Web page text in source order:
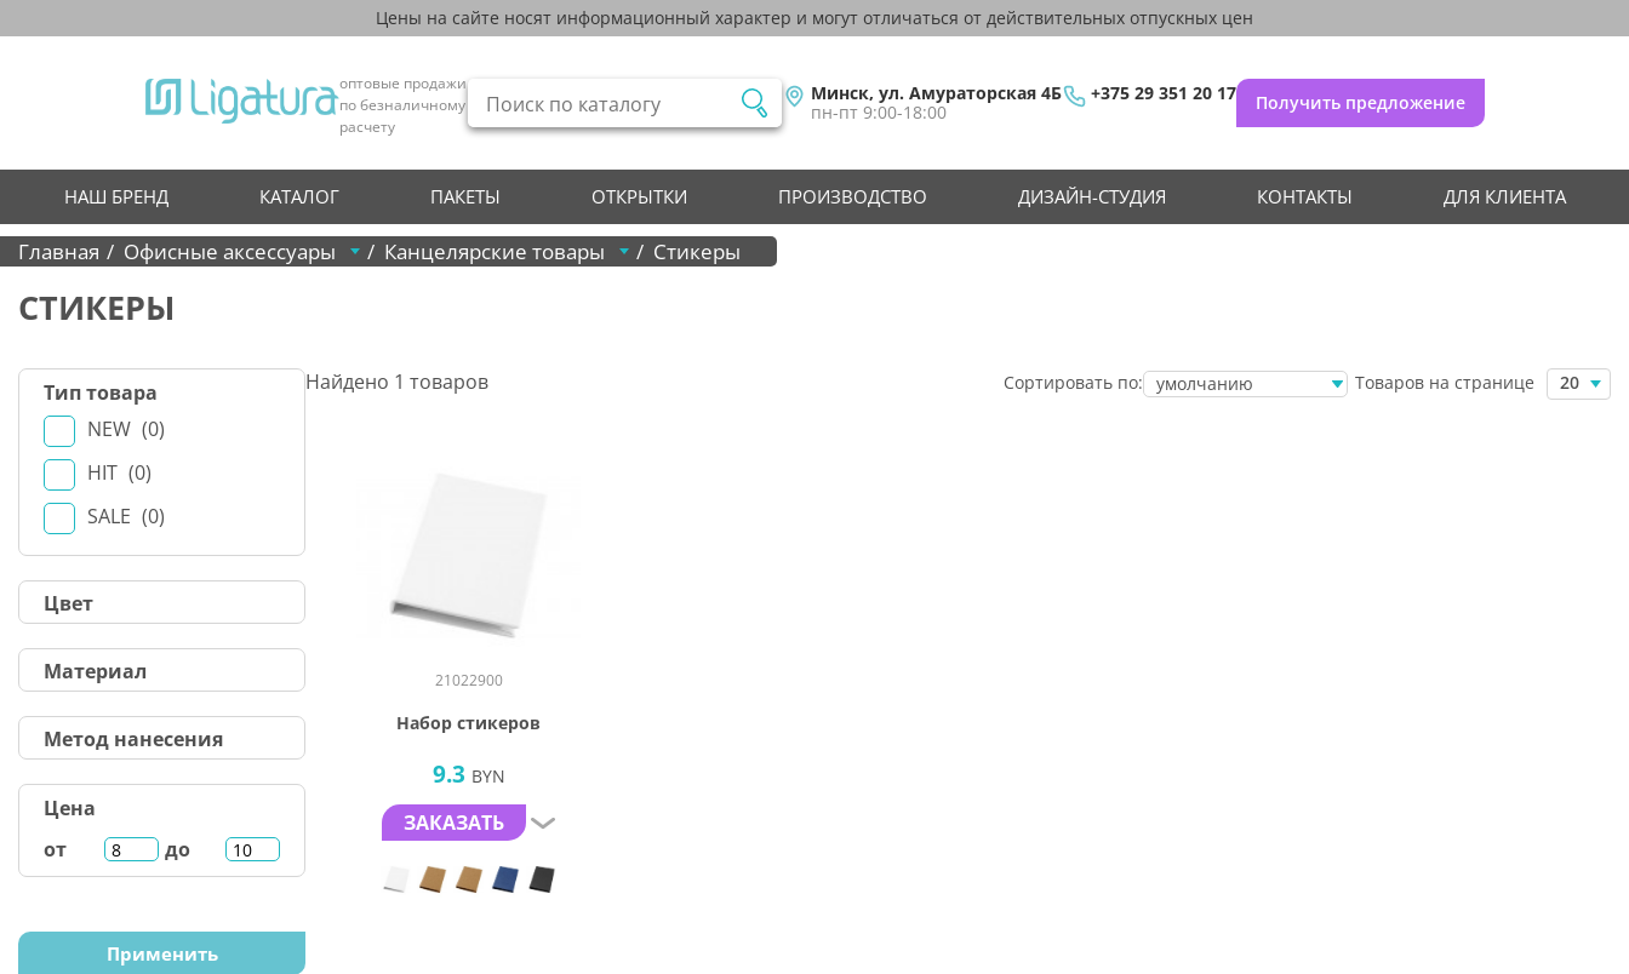
Цены на сайте носят информационный характер и могут отличаться от действительных отпускных цен
оптовые продажи
по безналичному
расчету
Минск, ул. Амураторская 4Б
пн-пт 9:00-18:00
+375 29 351 20 17 Получить предложение
НАШ БРЕНД КАТАЛОГ ПАКЕТЫ ОТКРЫТКИ ПРОИЗВОДСТВО ДИЗАЙН-СТУДИЯ КОНТАКТЫ ДЛЯ КЛИЕНТА
Главная Офисные аксессуары Канцелярские товары Стикеры
СТИКЕРЫ
Тип товара
NEW
0
HIT
0
SALE
0
Цвет
Материал
Метод нанесения
Цена
от
до
Найдено 1 товаров Сортировать по:
умолчанию
Товаров на странице 20
21022900
Набор стикеров
9.3 BYN
ЗАКАЗАТЬ